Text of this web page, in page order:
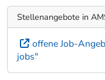
Stellenangebote in
offene Job-
jobs"